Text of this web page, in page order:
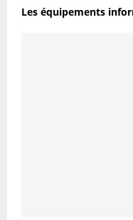
Les équipements